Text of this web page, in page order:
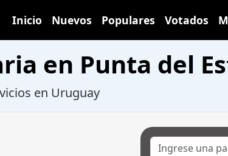
Inicio Nuevos Populares Votados
en Punta del
en Uruguay